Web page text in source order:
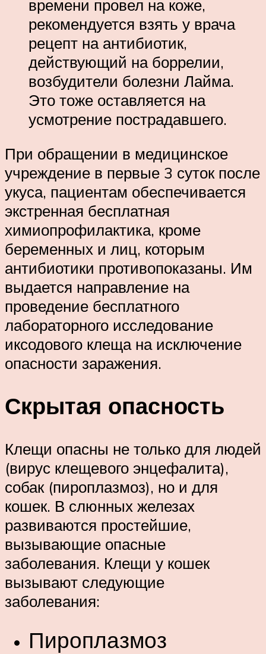
времени провел на коже,
рекомендуется взять у врача
рецепт на антибиотик,
действующий на боррелии,
возбудители болезни Лайма.
Это тоже оставляется на
усмотрение пострадавшего.
При обращении в медицинское
учреждение в первые 3 суток после
укуса, пациентам обеспечивается
экстренная бесплатная
химиопрофилактика, кроме
беременных и лиц, которым
антибиотики противопоказаны. Им
выдается направление на
проведение бесплатного
лабораторного исследование
иксодового клеща на исключение
опасности заражения.
Скрытая опасность
Клещи опасны не только для людей
(вирус клещевого энцефалита),
собак (пироплазмоз), но и для
кошек. В слюнных железах
развиваются простейшие,
вызывающие опасные
заболевания. Клещи у кошек
вызывают следующие
заболевания:
Пироплазмоз